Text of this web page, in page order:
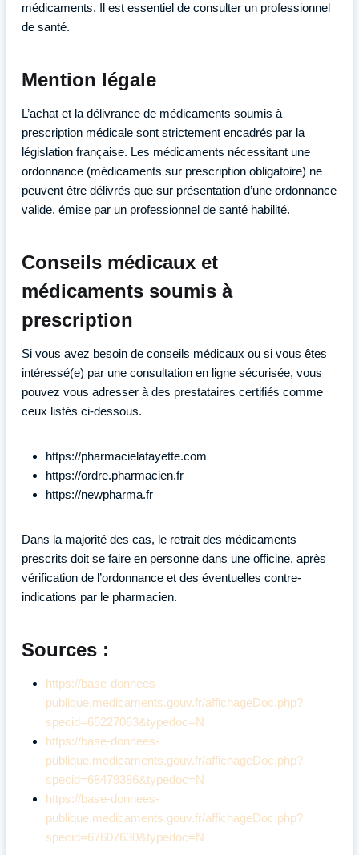
médicaments. Il est essentiel de consulter un professionnel
de santé.
Mention légale
L’achat et la délivrance de médicaments soumis à
prescription médicale sont strictement encadrés par la
législation française. Les médicaments nécessitant une
ordonnance (médicaments sur prescription obligatoire) ne
peuvent être délivrés que sur présentation d’une ordonnance
valide, émise par un professionnel de santé habilité.
Conseils médicaux et
médicaments soumis à
prescription
Si vous avez besoin de conseils médicaux ou si vous êtes
intéressé(e) par une consultation en ligne sécurisée, vous
pouvez vous adresser à des prestataires certifiés comme
ceux listés ci-dessous.
https://pharmacielafayette.com
https://ordre.pharmacien.fr
https://newpharma.fr
Dans la majorité des cas, le retrait des médicaments
prescrits doit se faire en personne dans une officine, après
vérification de l’ordonnance et des éventuelles contre-
indications par le pharmacien.
Sources :
https://base-donnees-
publique.medicaments.gouv.fr/affichageDoc.php?
specid=65227063&typedoc=N
https://base-donnees-
publique.medicaments.gouv.fr/affichageDoc.php?
specid=68479386&typedoc=N
https://base-donnees-
publique.medicaments.gouv.fr/affichageDoc.php?
specid=67607630&typedoc=N